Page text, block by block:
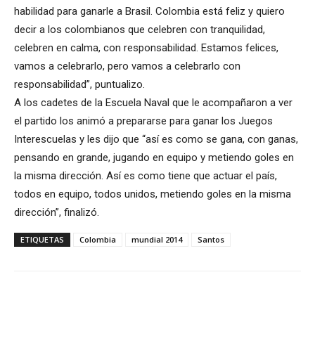
habilidad para ganarle a Brasil. Colombia está feliz y quiero
decir a los colombianos que celebren con tranquilidad,
celebren en calma, con responsabilidad. Estamos felices,
vamos a celebrarlo, pero vamos a celebrarlo con
responsabilidad”, puntualizo.
A los cadetes de la Escuela Naval que le acompañaron a ver
el partido los animó a prepararse para ganar los Juegos
Interescuelas y les dijo que “así es como se gana, con ganas,
pensando en grande, jugando en equipo y metiendo goles en
la misma dirección. Así es como tiene que actuar el país,
todos en equipo, todos unidos, metiendo goles en la misma
dirección”, finalizó.
ETIQUETAS Colombia mundial 2014 Santos